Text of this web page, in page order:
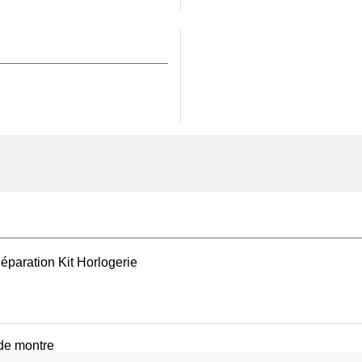
haut de gamme
Piguet. Sa
agressions du
du cadran. En
valoriser votre montre,
Kit Horlogerie
montre